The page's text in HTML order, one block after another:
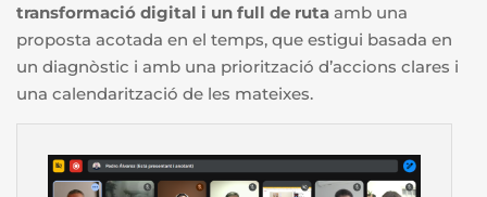
transformació digital i un full de ruta amb una
proposta acotada en el temps, que estigui basada en
un diagnòstic i amb una priorització d’accions clares i
una calendarització de les mateixes.